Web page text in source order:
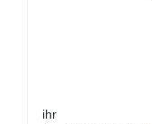
ihr